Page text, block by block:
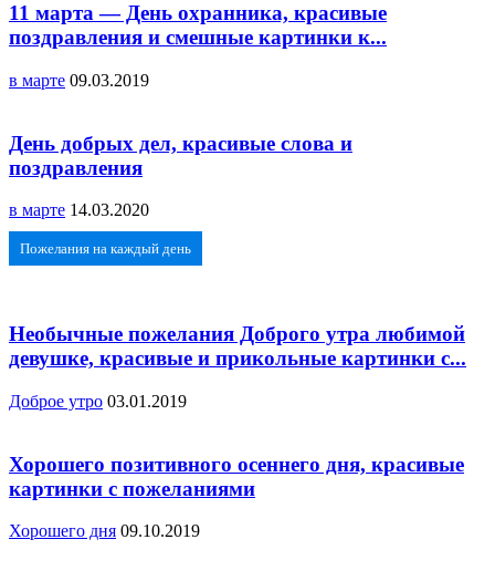
11 марта — День охранника, красивые
поздравления и смешные картинки к...
в марте 09.03.2019
День добрых дел, красивые слова и
поздравления
в марте 14.03.2020
Пожелания на каждый день
Необычные пожелания Доброго утра любимой
девушке, красивые и прикольные картинки с...
Доброе утро 03.01.2019
Хорошего позитивного осеннего дня, красивые
картинки с пожеланиями
Хорошего дня 09.10.2019